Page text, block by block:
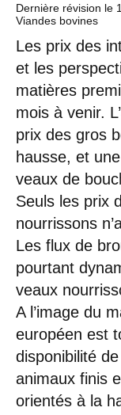
Dernière révision le
Viandes bovines
Les prix des
et les
matières
mois à venir.
prix des gros
hausse, et
veaux de
Seuls les prix
nourrissons
Les flux de
pourtant
veaux
A l’image du
européen est
disponibilité
animaux finis
orientés à la